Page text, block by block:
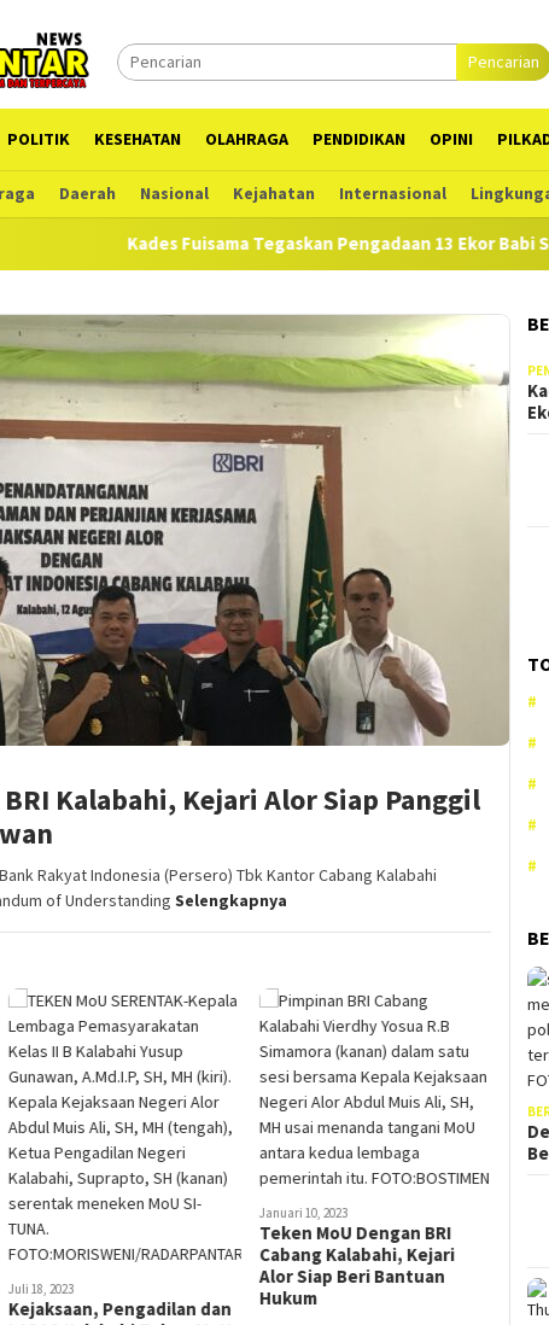
Pencarian
POLITIK KESEHATAN OLAHRAGA PENDIDIKAN OPINI
Daerah Nasional Kejahatan Internasional
Kades Fuisama Tegaskan Pengadaan 13 Ekor Babi Sesuai RAB di
BRI Kalabahi, Kejari Alor Siap Panggil
Bank Rakyat Indonesia (Persero) Tbk Kantor Cabang Kalabahi
of Understanding Selengkapnya
Juli 18, 2023
Kejaksaan, Pengadilan dan
Januari 10, 2023
Teken MoU Dengan BRI
Cabang Kalabahi, Kejari
Alor Siap Beri Bantuan
Hukum